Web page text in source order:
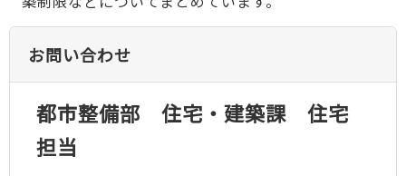
お問い合わせ
都市整備部 住宅・建築課 住宅
担当